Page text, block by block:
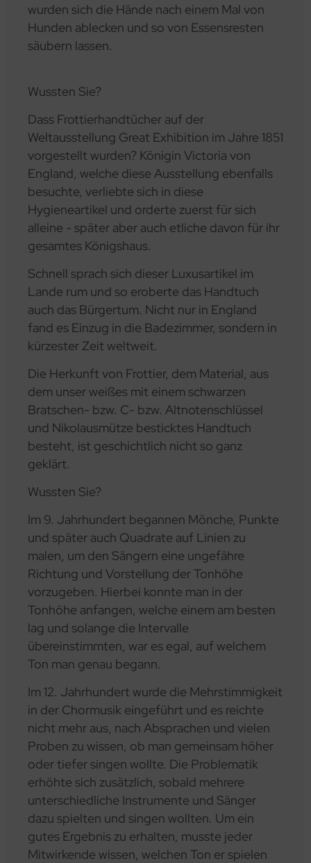
wurden sich die Hände nach einem Mal von
Hunden ablecken und so von Essensresten
säubern lassen.
Wussten Sie?
Dass Frottierhandtücher auf der
Weltausstellung Great Exhibition im Jahre 1851
vorgestellt wurden? Königin Victoria von
England, welche diese Ausstellung ebenfalls
besuchte, verliebte sich in diese
Hygieneartikel und orderte zuerst für sich
alleine - später aber auch etliche davon für ihr
gesamtes Königshaus.
Schnell sprach sich dieser Luxusartikel im
Lande rum und so eroberte das Handtuch
auch das Bürgertum. Nicht nur in England
fand es Einzug in die Badezimmer, sondern in
kürzester Zeit weltweit.
Die Herkunft von Frottier, dem Material, aus
dem unser weißes mit einem schwarzen
Bratschen- bzw. C- bzw. Altnotenschlüssel
und Nikolausmütze besticktes Handtuch
besteht, ist geschichtlich nicht so ganz
geklärt.
Wussten Sie?
Im 9. Jahrhundert begannen Mönche, Punkte
und später auch Quadrate auf Linien zu
malen, um den Sängern eine ungefähre
Richtung und Vorstellung der Tonhöhe
vorzugeben. Hierbei konnte man in der
Tonhöhe anfangen, welche einem am besten
lag und solange die Intervalle
übereinstimmten, war es egal, auf welchem
Ton man genau begann.
Im 12. Jahrhundert wurde die Mehrstimmigkeit
in der Chormusik eingeführt und es reichte
nicht mehr aus, nach Absprachen und vielen
Proben zu wissen, ob man gemeinsam höher
oder tiefer singen wollte. Die Problematik
erhöhte sich zusätzlich, sobald mehrere
unterschiedliche Instrumente und Sänger
dazu spielten und singen wollten. Um ein
gutes Ergebnis zu erhalten, musste jeder
Mitwirkende wissen, welchen Ton er spielen